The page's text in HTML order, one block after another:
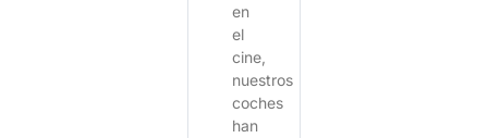
en
el
cine,
nuestros
coches
han